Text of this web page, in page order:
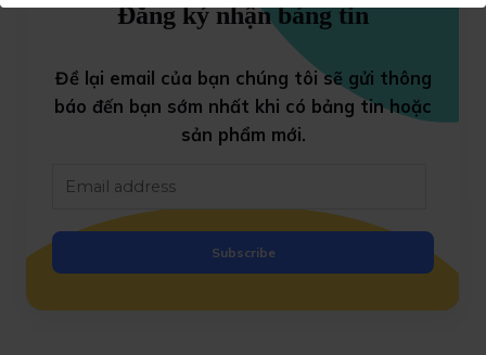
Đăng ký nhận bảng tin
Đề lại email của bạn chúng tôi sẽ gửi thông
báo đến bạn sớm nhất khi có bảng tinhoặc
sản phẩm mới.
Subscribe